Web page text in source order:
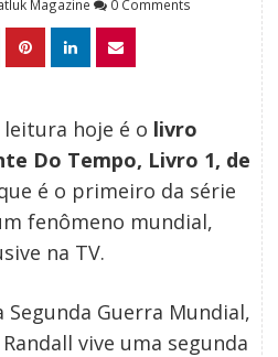
Magazine 0 Comments
leitura hoje é o livro
Do Tempo, Livro 1, de
é o primeiro da série
fenômeno mundial,
na TV.
Segunda Guerra Mundial,
vive uma segunda